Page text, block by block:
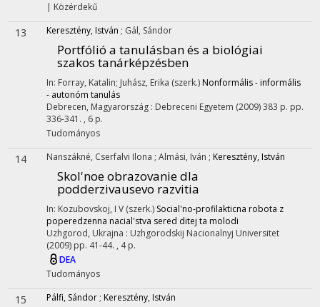
| Közérdekű
13 Keresztény, István ; Gál, Sándor
Portfólió a tanulásban és a biológiai
szakos tanárképzésben
In: Forray, Katalin; Juhász, Erika (szerk.) Nonformális - informális
- autonóm tanulás
Debrecen, Magyarország : Debreceni Egyetem (2009)383 p. pp.
336-341. , 6 p.
Tudományos
14 Nanszákné, Cserfalvi Ilona ; Almási, Iván ; Keresztény, István
Skol'noe obrazovanie dla
podderzivausevo razvitia
In: Kozubovskoj, I V (szerk.) Social'no-profilakticna robota z
poperedzenna nacial'stva sered ditej ta molodi
Uzhgorod, Ukrajna : Uzhgorodskij Nacionalnyj Universitet
(2009) pp. 41-44. , 4 p.
DEA
Tudományos
15 Pálfi, Sándor ; Keresztény, István